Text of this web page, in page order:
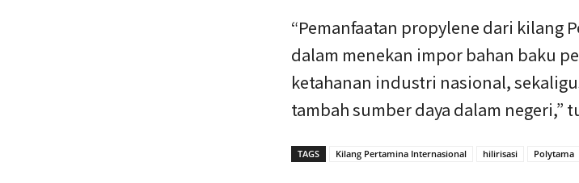
“Pemanfaatan propylene dari kilang
dalam menekan impor bahan baku
ketahanan industri nasional,
tambah sumber daya dalam negeri,”
TAGS Kilang Pertamina Internasional hilirisasi Polytama